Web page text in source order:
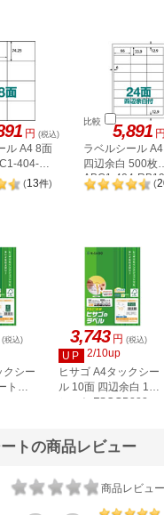
円 (税込)
ル A4 8面
404-
(13件)
比較 5,891 円
ラベルシール
四辺余白 500枚
ABC1-404-RB19
(
(税込)
クシー
ト
3,743 円 (税込)
UP
2/10up
ヒサゴ A4タックシー
ル 10面 四辺余白 100
シート FSCGB888
トの商品レビュー
商品レビュ